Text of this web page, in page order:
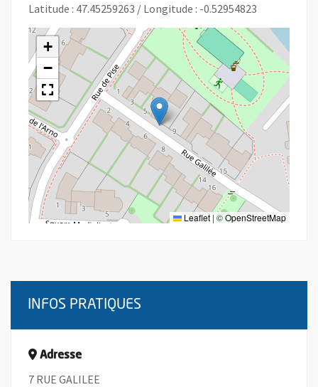
Latitude : 47.45259263 / Longitude : -0.52954823
+
−
Leaflet |©OpenStreetMap
INFOS PRATIQUES
Adresse
7 RUE GALILEE